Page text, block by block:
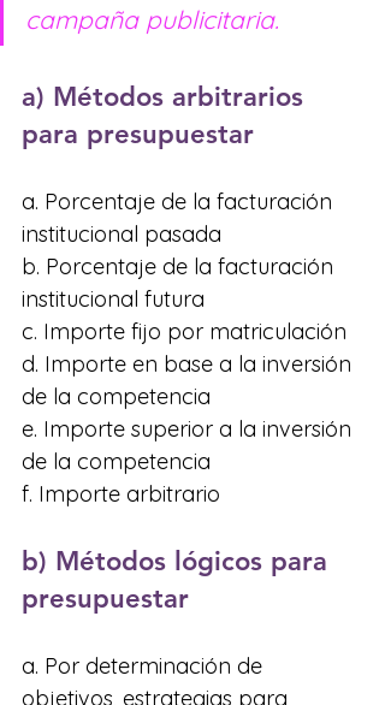
campaña publicitaria.
a) Métodos arbitrarios
para presupuestar
a. Porcentaje de la facturación
institucional pasada
b. Porcentaje de la facturación
institucional futura
c. Importe fijo por matriculación
d. Importe en base a la inversión
de la competencia
e. Importe superior a la inversión
de la competencia
f. Importe arbitrario
b) Métodos lógicos para
presupuestar
a. Por determinación de
objetivos, estrategias para